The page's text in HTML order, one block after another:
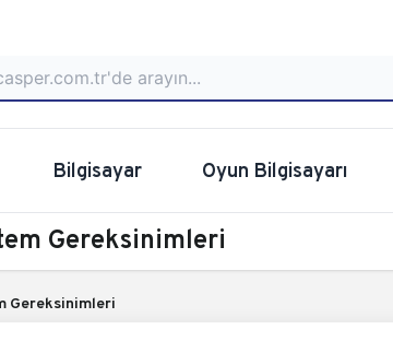
Bilgisayar Oyun Bilgisayarı
Gereksinimleri
Gereksinimleri